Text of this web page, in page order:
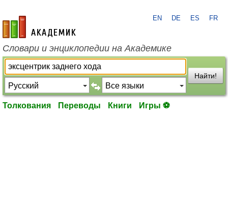
academic.ru
EN DE ES FR
Словари и энциклопедии на Академике
Найти!
Толкования Переводы Книги Игры ⚽